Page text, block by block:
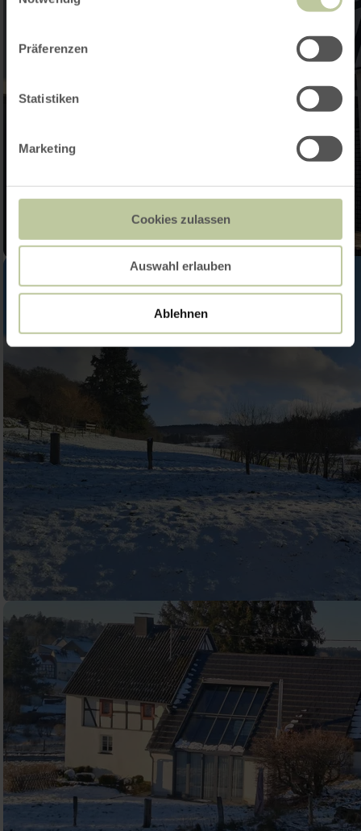
Präferenzen
Statistiken
Marketing
Cookies zulassen
Auswahl erlauben
Ablehnen